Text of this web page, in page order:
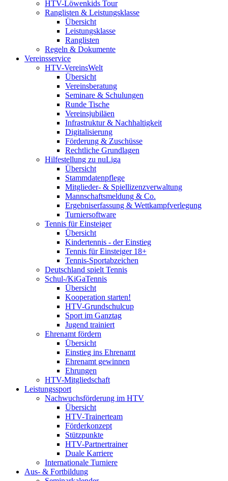
HTV-Löwenkids Tour
Ranglisten & Leistungsklasse
Übersicht
Leistungsklasse
Ranglisten
Regeln & Dokumente
Vereinsservice
HTV-VereinsWelt
Übersicht
Vereinsberatung
Seminare & Schulungen
Runde Tische
Vereinsjubiläen
Infrastruktur & Nachhaltigkeit
Digitalisierung
Förderung & Zuschüsse
Rechtliche Grundlagen
Hilfestellung zu nuLiga
Übersicht
Stammdatenpflege
Mitglieder- & Spiellizenzverwaltung
Mannschaftsmeldung & Co.
Ergebniserfassung & Wettkampfverlegung
Turniersoftware
Tennis für Einsteiger
Übersicht
Kindertennis - der Einstieg
Tennis für Einsteiger 18+
Tennis-Sportabzeichen
Deutschland spielt Tennis
Schul-/KiGaTennis
Übersicht
Kooperation starten!
HTV-Grundschulcup
Sport im Ganztag
Jugend trainiert
Ehrenamt fördern
Übersicht
Einstieg ins Ehrenamt
Ehrenamt gewinnen
Ehrungen
HTV-Mitgliedschaft
Leistungssport
Nachwuchsförderung im HTV
Übersicht
HTV-Trainerteam
Förderkonzept
Stützpunkte
HTV-Partnertrainer
Duale Karriere
Internationale Turniere
Aus- & Fortbildung